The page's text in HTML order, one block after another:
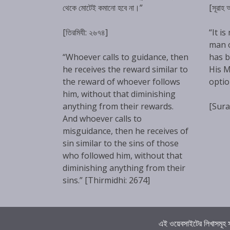
থেকে মোটেই কমানো হবে না।”
[তিরমিযী: ২৬৭৪]
“Whoever calls to guidance, then
he receives the reward similar to
the reward of whoever follows
him, without that diminishing
anything from their rewards.
And whoever calls to
misguidance, then he receives of
sin similar to the sins of those
who followed him, without that
diminishing anything from their
sins.” [Thirmidhi: 2674]
[সূরাহ
“It is
man
has
His
এই ওয়েবসাইটের